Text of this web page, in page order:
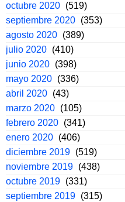
octubre 2020 (519)
septiembre 2020 (353)
agosto 2020 (389)
julio 2020 (410)
junio 2020 (398)
mayo 2020 (336)
abril 2020 (43)
marzo 2020 (105)
febrero 2020 (341)
enero 2020 (406)
diciembre 2019 (519)
noviembre 2019 (438)
octubre 2019 (331)
septiembre 2019 (315)